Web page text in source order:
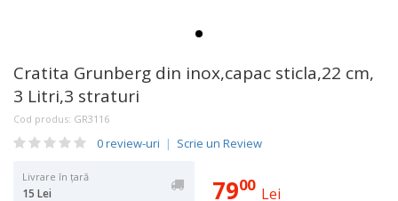
Cratita Grunberg din inox,capac sticla,22 cm,
3 Litri,3 straturi
Cod produs: GR3116
0 review-uri | Scrie un Review
Livrare în țară
15 Lei 7900 Lei